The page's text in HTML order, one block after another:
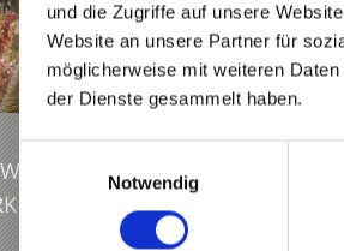
und die Zugriffe auf unsere
Website an unsere Partner für
möglicherweise mit weiteren
der Dienste gesammelt haben.
Notwendig
– GEFÜHRTE
STILFSERJOCH